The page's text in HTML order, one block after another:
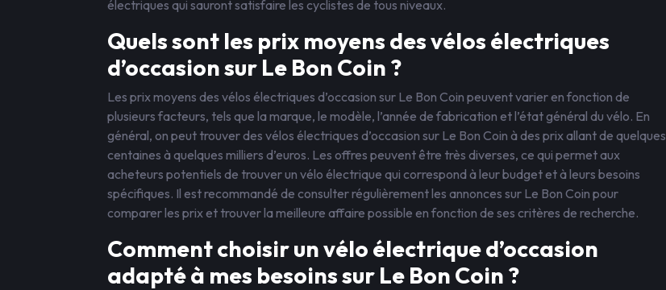
électriques qui sauront satisfaire les cyclistes de tous niveaux.
Quels sont les prix moyens des vélos électriques
d’occasion sur Le Bon Coin ?
Les prix moyens des vélos électriques d’occasion sur Le Bon Coin peuvent varier en fonction de
plusieurs facteurs, tels que la marque, le modèle, l’année de fabrication et l’état général du vélo. En
général, on peut trouver des vélos électriques d’occasion sur Le Bon Coin à des prix allant de quelques
centaines à quelques milliers d’euros. Les offres peuvent être très diverses, ce qui permet aux
acheteurs potentiels de trouver un vélo électrique qui correspond à leur budget et à leurs besoins
spécifiques. Il est recommandé de consulter régulièrement les annonces sur Le Bon Coin pour
comparer les prix et trouver la meilleure affaire possible en fonction de ses critères de recherche.
Comment choisir un vélo électrique d’occasion
adapté à mes besoins sur Le Bon Coin ?